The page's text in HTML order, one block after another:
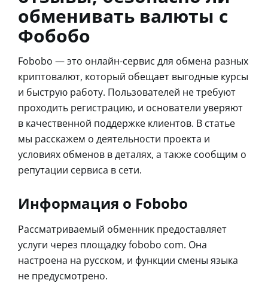
обменивать валюты с
Фобобо
Fobobo — это онлайн-сервис для обмена разных
криптовалют, который обещает выгодные курсы
и быструю работу. Пользователей не требуют
проходить регистрацию, и основатели уверяют
в качественной поддержке клиентов. В статье
мы расскажем о деятельности проекта и
условиях обменов в деталях, а также сообщим о
репутации сервиса в сети.
Информация о Fobobo
Рассматриваемый обменник предоставляет
услуги через площадку fobobo com. Она
настроена на русском, и функции смены языка
не предусмотрено.